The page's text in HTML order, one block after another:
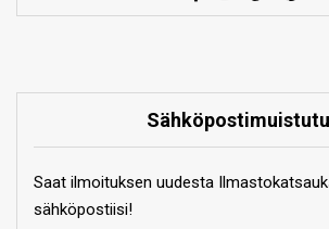
Saat ilmoituksen uudesta
sähköpostiisi!